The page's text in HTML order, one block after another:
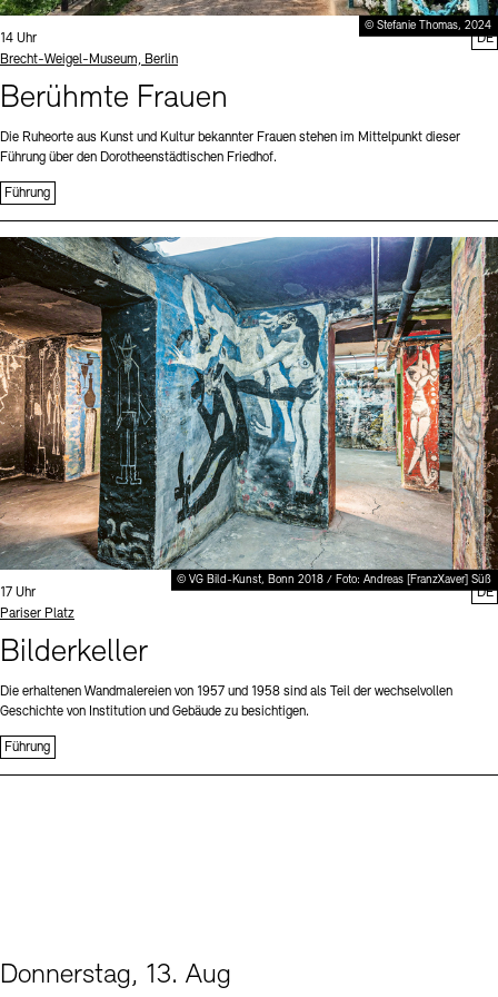
© Stefanie Thomas, 2024
Uhrzeit:
14 Uhr
Standort
Brecht-Weigel-Museum, Berlin
Berühmte Frauen
Die Ruheorte aus Kunst und Kultur bekannter Frauen stehen im Mittelpunkt dieser
Führung über den Dorotheenstädtischen Friedhof.
Führung
DE
© VG Bild-Kunst, Bonn 2018 / Foto: Andreas [FranzXaver] Süß
Uhrzeit:
17 Uhr
Standort
Pariser Platz
Bilderkeller
Die erhaltenen Wandmalereien von 1957 und 1958 sind als Teil der wechselvollen
Geschichte von Institution und Gebäude zu besichtigen.
Führung
DE
Donnerstag, 13. Aug